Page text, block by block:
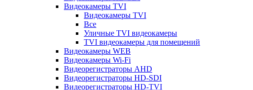
Видеокамеры TVI
Видеокамеры TVI
Все
Уличные TVI видеокамеры
TVI видеокамеры для помещений
Видеокамеры WEB
Видеокамеры Wi-Fi
Видеорегистраторы AHD
Видеорегистраторы HD-SDI
Видеорегистраторы HD-TVI